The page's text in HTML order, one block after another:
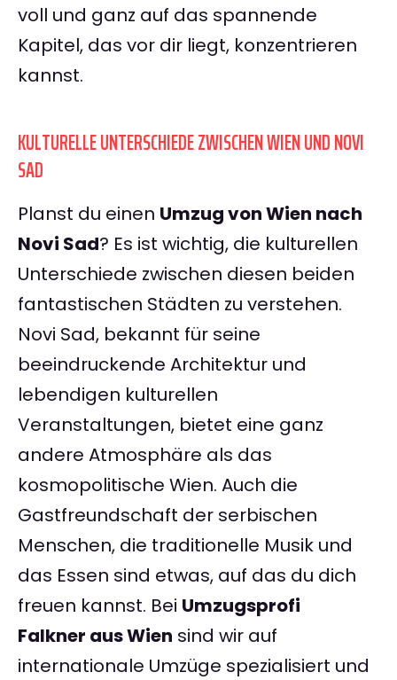
voll und ganz auf das spannende
Kapitel, das vor dir liegt, konzentrieren
kannst.
KULTURELLE UNTERSCHIEDE ZWISCHEN WIEN UND NOVI
SAD
Planst du einen Umzug von Wien nach
Novi Sad? Es ist wichtig, die kulturellen
Unterschiede zwischen diesen beiden
fantastischen Städten zu verstehen.
Novi Sad, bekannt für seine
beeindruckende Architektur und
lebendigen kulturellen
Veranstaltungen, bietet eine ganz
andere Atmosphäre als das
kosmopolitische Wien. Auch die
Gastfreundschaft der serbischen
Menschen, die traditionelle Musik und
das Essen sind etwas, auf das du dich
freuen kannst. Bei Umzugsprofi
Falkner aus Wien sind wir auf
internationale Umzüge spezialisiert und